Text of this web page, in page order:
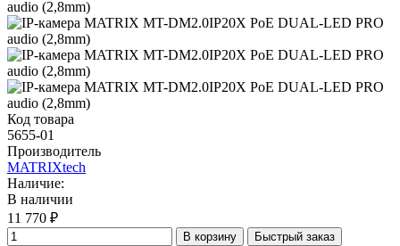
Код товара
5655-01
Производитель
MATRIXtech
Наличие:
В наличии
11 770 ₽
В корзину
Быстрый заказ